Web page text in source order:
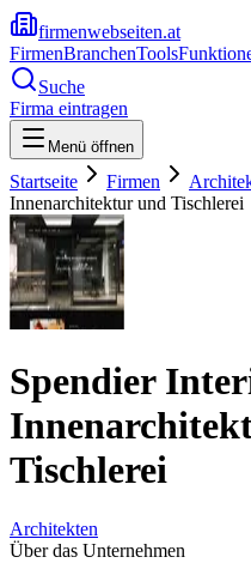
firmenwebseiten.at
FirmenBranchenTools
Suche
Firma eintragen
Menü öffnen
Startseite Firmen
Innenarchitektur und Tischlerei
Spendier
Tischlerei
Architekten
Über das Unternehmen